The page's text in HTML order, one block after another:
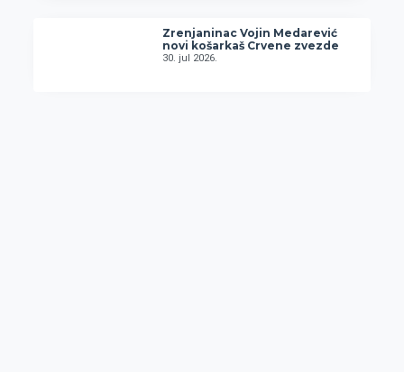
Zrenjaninac Vojin Medarević
novi košarkaš Crvene zvezde
30. jul 2026.